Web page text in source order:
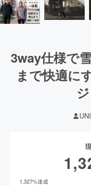
3way仕様で
まで快適に
1,327%達成